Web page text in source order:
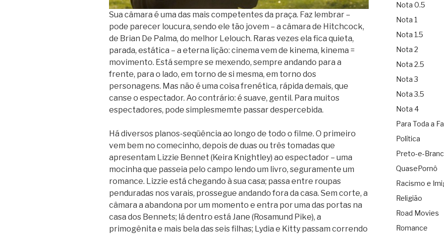
Sua câmara é uma das mais competentes da praça. Faz lembrar –
pode parecer loucura, sendo ele tão jovem – a câmara de Hitchcock,
de Brian De Palma, do melhor Lelouch. Raras vezes ela fica quieta,
parada, estática – a eterna lição: cinema vem de kinema, kinema =
movimento. Está sempre se mexendo, sempre andando para a
frente, para o lado, em torno de si mesma, em torno dos
personagens. Mas não é uma coisa frenética, rápida demais, que
canse o espectador. Ao contrário: é suave, gentil. Para muitos
espectadores, pode simplesmemte passar despercebida.
Há diversos planos-seqüência ao longo de todo o filme. O primeiro
vem bem no comecinho, depois de duas ou três tomadas que
apresentam Lizzie Bennet (Keira Knightley) ao espectador – uma
mocinha que passeia pelo campo lendo um livro, seguramente um
romance. Lizzie está chegando à sua casa; passa entre roupas
penduradas nos varais, prossegue andando fora da casa. Sem corte, a
câmara a abandona por um momento e entra por uma das portas na
casa dos Bennets; lá dentro está Jane (Rosamund Pike), a
primogênita e mais bela das seis filhas; Lydia e Kitty passam correndo
Nota 0.5
Nota 1
Nota 1.5
Nota 2
Nota 2.5
Nota 3
Nota 3.5
Nota 4
Para Toda a
Política
Preto-e-
QuasePornô
Racismo e
Religião
Road Movies
Romance